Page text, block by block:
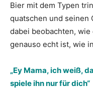
Bier mit dem Typen
quatschen und seinen
dabei beobachten,
genauso echt ist, wie
„Ey Mama, ich weiß,
spiele ihn nur für dich“